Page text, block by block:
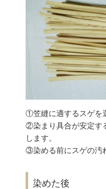
①笠縫に適するスゲを
②染まり具合が安定す
します。
③染める前にスゲの汚
染めた後